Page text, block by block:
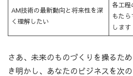
AM技術の最新動向と将来性を深
く理解したい
各工程
もたら
します
さあ、未来のものづくりを操るた
き明かし、あなたのビジネスを次